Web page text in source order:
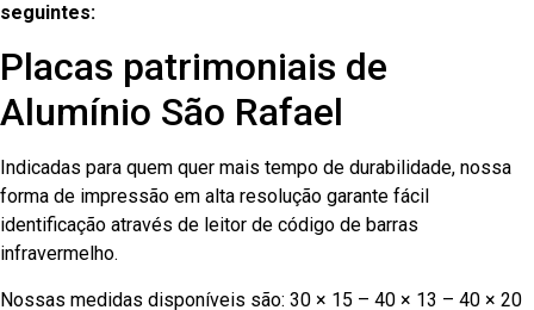
seguintes:
Placas patrimoniais de
Alumínio São Rafael
Indicadas para quem quer mais tempo de durabilidade, nossa
forma de impressão em alta resolução garante fácil
identificação através de leitor de código de barras
infravermelho.
Nossas medidas disponíveis são: 30 × 15 – 40 × 13 – 40 × 20